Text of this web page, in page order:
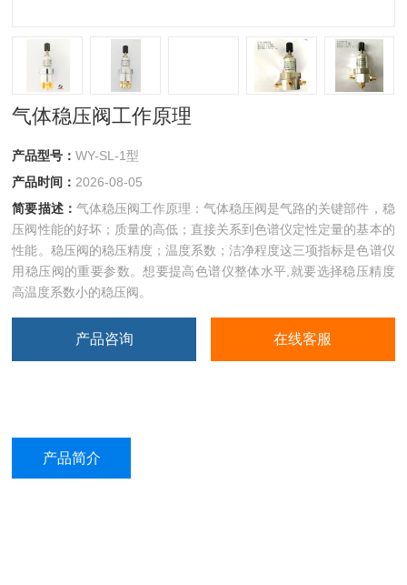
气体稳压阀工作原理
产品型号：WY-SL-1型
产品时间： 2026-08-05
简要描述： 气体稳压阀工作原理：气体稳压阀是气路的关键部件，稳
压阀性能的好坏；质量的高低；直接关系到色谱仪定性定量的基本的
性能。稳压阀的稳压精度；温度系数；洁净程度这三项指标是色谱仪
用稳压阀的重要参数。想要提高色谱仪整体水平,就要选择稳压精度
高温度系数小的稳压阀。
产品咨询 在线客服
产品简介